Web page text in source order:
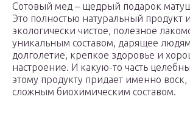
Сотовый мед – щедрый подарок
Это полностью натуральный продукт
экологически чистое, полезное
уникальным составом, дарящее
долголетие, крепкое здоровье и
настроение. И какую-то часть
этому продукту придает именно
сложным биохимическим составом.